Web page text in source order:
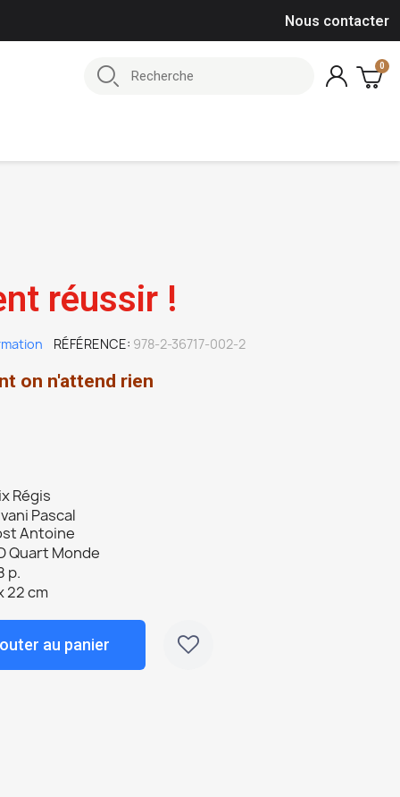
Nous contacter
réussir !
RÉFÉRENCE 978-2-36717-002-2
on n'attend rien
Régis
Pascal
Antoine
Quart Monde
p.
22 cm
au panier